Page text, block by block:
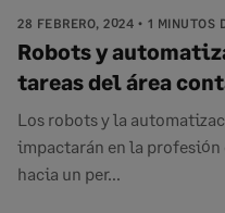
28 FEBRERO, 2024 1 MINUTOS
Robots y
tareas del área
Los robots y la
impactarán en la
hacia un per...